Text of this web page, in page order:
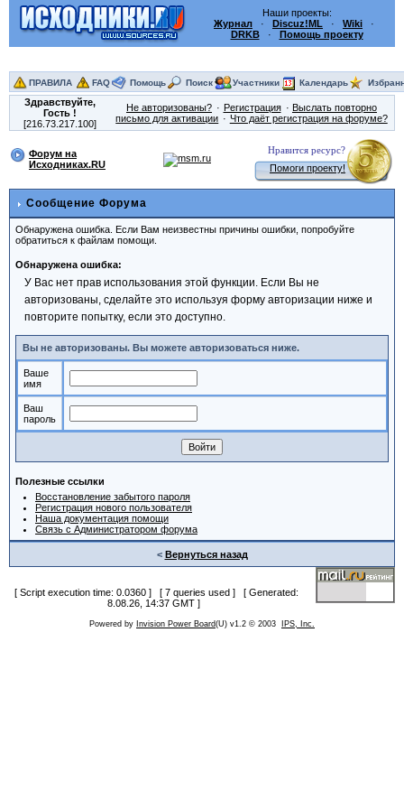
Наши проекты:
Журнал · Discuz!ML · Wiki ·
DRKB· Помощь проекту
ПРАВИЛА FAQ Помощь Поиск Участники Календарь
Здравствуйте,
Гость!
[216.73.217.100]
Не авторизованы? Регистрация
Выслать повторно
письмо для активации
Что даёт регистрация на форуме?
Форум на
Исходниках.RU
Нравится ресурс?
Помоги проекту!
Сообщение Форума
Обнаружена ошибка. Если Вам неизвестны причины ошибки, попробуйте
обратиться к файлам помощи.
Обнаружена ошибка:
У Вас нет прав использования этой функции. Если Вы не
авторизованы, сделайте это используя форму авторизации ниже и
повторите попытку, если это доступно.
Вы не авторизованы. Вы можете авторизоваться ниже.
Ваше
имя
Ваш
пароль
Полезные ссылки
Восстановление забытого пароля
Регистрация нового пользователя
Наша документация помощи
Связь с Администратором форума
< Вернуться назад
[ Script execution time: 0.0360 ] [ 7 queries used ] [ Generated:
8.08.26, 14:37 GMT ]
Powered by Invision Power Board(U) v1.2 © 2003 IPS, Inc.